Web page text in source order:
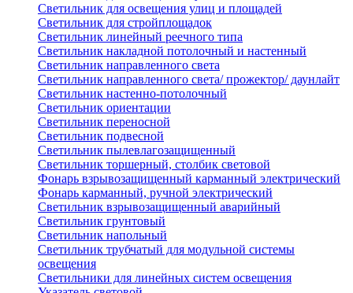
Светильник для освещения улиц и площадей
Светильник для стройплощадок
Светильник линейный реечного типа
Светильник накладной потолочный и настенный
Светильник направленного света
Светильник направленного света/ прожектор/ даунлайт
Светильник настенно-потолочный
Светильник ориентации
Светильник переносной
Светильник подвесной
Светильник пылевлагозащищенный
Светильник торшерный, столбик световой
Фонарь взрывозащищенный карманный электрический
Фонарь карманный, ручной электрический
Светильник взрывозащищенный аварийный
Светильник грунтовый
Светильник напольный
Светильник трубчатый для модульной системы
освещения
Светильники для линейных систем освещения